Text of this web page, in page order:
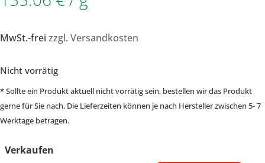
MwSt.-frei zzgl. Versandkosten
Nicht vorrätig
* Sollte ein Produkt aktuell nicht vorrätig sein, bestellen wir das Produkt
gerne für Sie nach. Die Lieferzeiten können je nach Hersteller zwischen 5- 7
Werktage betragen.
Verkaufen